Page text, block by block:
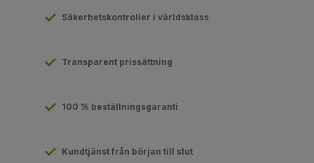
Säkerhetskontroller i världsklass
Transparent prissättning
100 % beställningsgaranti
Kundtjänst från början till slut